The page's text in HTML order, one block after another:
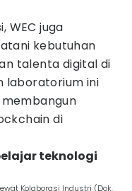
WEC juga
kebutuhan
talenta digital di
laboratorium ini
di
teknologi
Kolaborasi Industri (Dok.